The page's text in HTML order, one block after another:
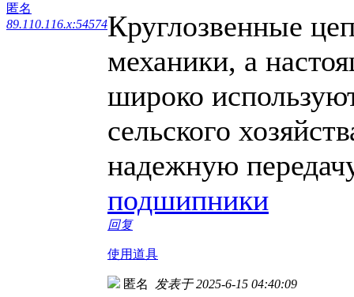
匿名
89.110.116.x:54574Круглозвенные
механики, а
широко
сельского
надежную
подшипники
回复
使用道具
匿名 发表于 2025-6-15 04:40:09